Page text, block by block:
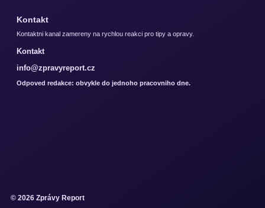
Kontakt
Kontaktni kanal zamereny na rychlou reakci pro tipy a opravy.
Kontakt
info@zpravyreport.cz
Odpoved redakce: obvykle do jednoho pracovniho dne.
© 2026 Zprávy Report